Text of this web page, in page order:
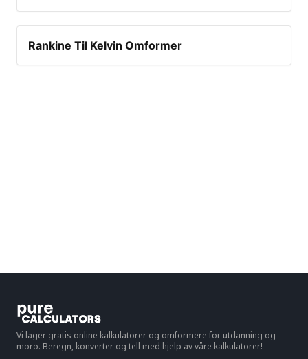
Rankine Til Kelvin Omformer
Vi lager gratis online kalkulatorer og omformere for utdanning og
moro. Beregn, konverter og tell med hjelp av våre kalkulatorer!